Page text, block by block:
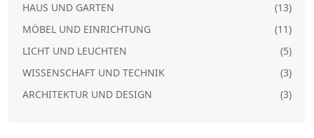
HAUS UND GARTEN
(13)
MÖBEL UND EINRICHTUNG
(11)
LICHT UND LEUCHTEN
(5)
WISSENSCHAFT UND TECHNIK
(3)
ARCHITEKTUR UND DESIGN
(3)